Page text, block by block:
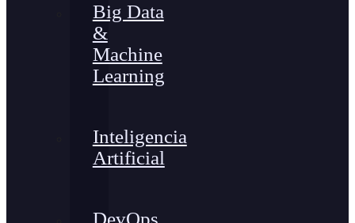
Big Data
&
Machine
Learning
Inteligencia
Artificial
DevOps